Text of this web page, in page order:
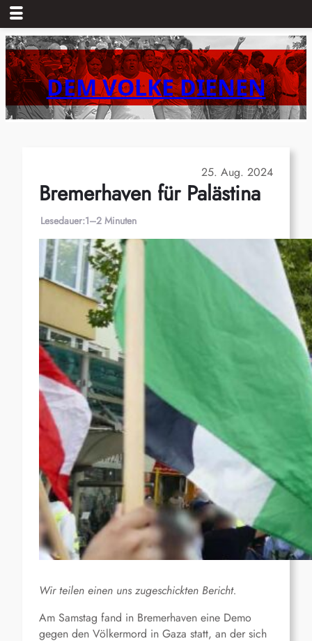
Zum
Inhalt
springenDEM VOLKE DIENEN
25. Aug. 2024
Bremerhaven für Palästina
Lesedauer:1–2 Minuten
Wir teilen einen uns zugeschickten Bericht.
Am Samstag fand in Bremerhaven eine Demo
gegen den Völkermord in Gaza statt, an der sich